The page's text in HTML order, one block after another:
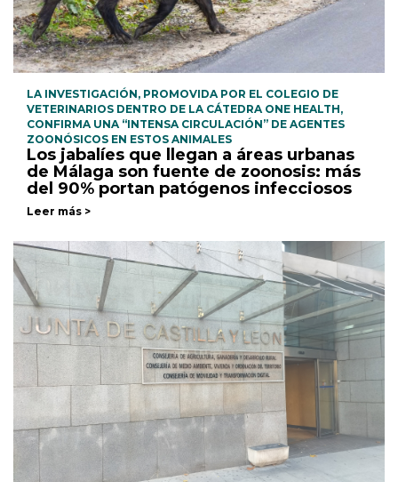
LA INVESTIGACIÓN, PROMOVIDA POR EL COLEGIO DE
VETERINARIOS DENTRO DE LA CÁTEDRA ONE HEALTH,
CONFIRMA UNA “INTENSA CIRCULACIÓN” DE AGENTES
ZOONÓSICOS EN ESTOS ANIMALES
Los jabalíes que llegan a áreas urbanas
de Málaga son fuente de zoonosis: más
del 90% portan patógenos infecciosos
Leer más >